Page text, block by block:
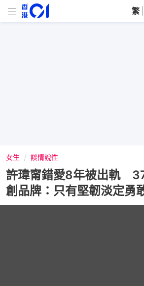
繁
女生 談情說性
許瑋甯錯愛8年被出軌
創品牌：只有堅韌淡定勇